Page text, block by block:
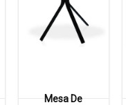
Mesa De